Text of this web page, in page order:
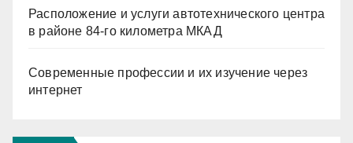
Расположение и услуги автотехнического центра
в районе 84-го километра МКАД
Современные профессии и их изучение через
интернет